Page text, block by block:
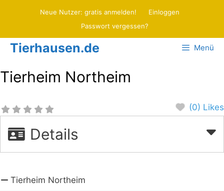
Neue Nutzer: gratis anmelden!
Einloggen
Passwort vergessen?
Tierhausen.de Menü
Tierheim Northeim
(0) Likes
Details
Tierheim Northeim